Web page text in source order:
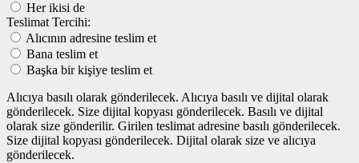
Her ikisi de
Teslimat Tercihi:
Alıcının adresine teslim et
Bana teslim et
Başka bir kişiye teslim et
Alıcıya basılı olarak gönderilecek. Alıcıya basılı ve dijital olarak
gönderilecek. Size dijital kopyası gönderilecek. Basılı ve dijital
olarak size gönderilir. Girilen teslimat adresine basılı gönderilecek.
Size dijital kopyası gönderilecek. Dijital olarak size ve alıcıya
gönderilecek.